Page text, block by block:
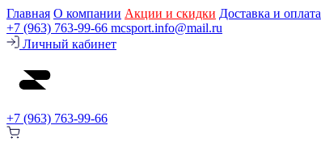
Главная О компании Акции и скидки Доставка и оплата
+7 (963) 763-99-66 mcsport.info@mail.ru
Личный кабинет
+7 (963) 763-99-66